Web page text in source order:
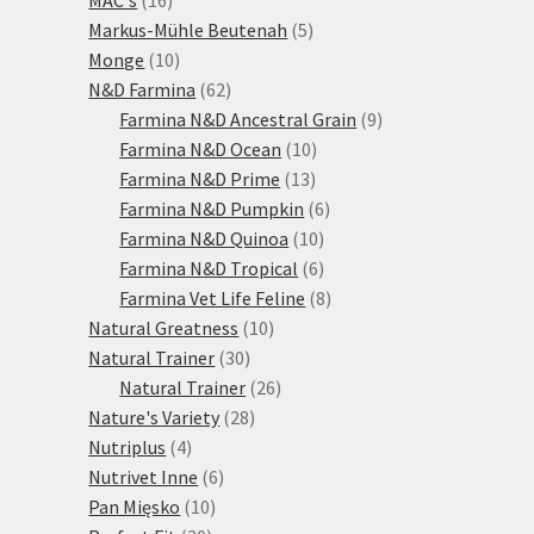
produktů
Markus-Mühle Beutenah 55
Monge 1010
produktů
N&D Farmina 6262
produktů
Farmina N&D Ancestral Grain 99
Farmina N&D Ocean 1010
produktů
Farmina N&D Prime 1313
produktů
Farmina N&D Pumpkin 66
Farmina N&D Quinoa 1010
produktů
Farmina N&D Tropical 66
produktů
Farmina Vet Life Feline 88
Natural Greatness 1010
Natural Trainer 3030
produktů
Natural Trainer 2626
Nature's Variety 2828
Nutriplus 44
produkty
Nutrivet Inne 66
Pan Mięsko 1010